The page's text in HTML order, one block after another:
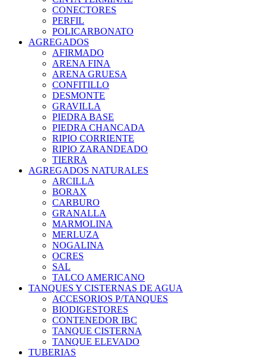
CONECTORES
PERFIL
POLICARBONATO
AGREGADOS
AFIRMADO
ARENA FINA
ARENA GRUESA
CONFITILLO
DESMONTE
GRAVILLA
PIEDRA BASE
PIEDRA CHANCADA
RIPIO CORRIENTE
RIPIO ZARANDEADO
TIERRA
AGREGADOS NATURALES
ARCILLA
BORAX
CARBURO
GRANALLA
MARMOLINA
MERLUZA
NOGALINA
OCRES
SAL
TALCO AMERICANO
TANQUES Y CISTERNAS DE AGUA
ACCESORIOS P/TANQUES
BIODIGESTORES
CONTENEDOR IBC
TANQUE CISTERNA
TANQUE ELEVADO
TUBERIAS